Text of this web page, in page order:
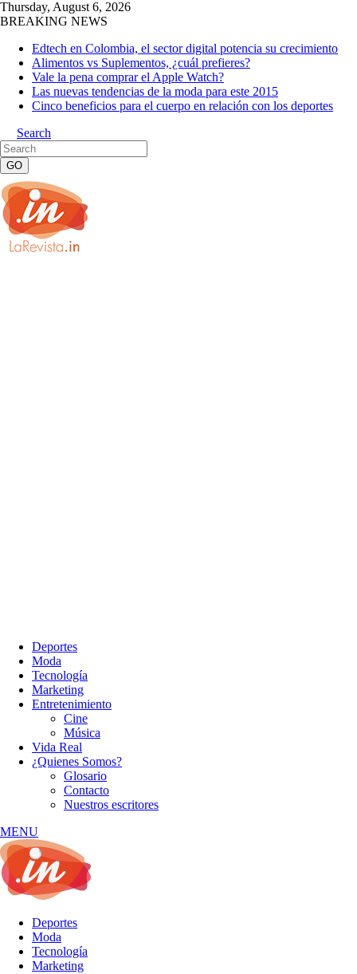
Thursday, August 6, 2026
BREAKING NEWS
Edtech en Colombia, el sector digital potencia su crecimiento
Alimentos vs Suplementos, ¿cuál prefieres?
Vale la pena comprar el Apple Watch?
Las nuevas tendencias de la moda para este 2015
Cinco beneficios para el cuerpo en relación con los deportes
Search
Deportes
Moda
Tecnología
Marketing
Entretenimiento
Cine
Música
Vida Real
¿Quienes Somos?
Glosario
Contacto
Nuestros escritores
MENU
Deportes
Moda
Tecnología
Marketing